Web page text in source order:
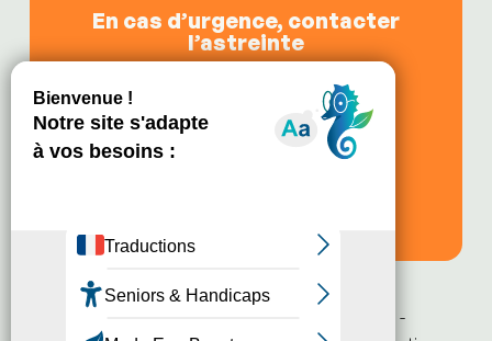
En cas d’urgence, contacter
l’astreinte
le vendredi après 11h30,
les week-ends et jours fériés.
© 2024 m2A Habitat - Tous droits réservés -